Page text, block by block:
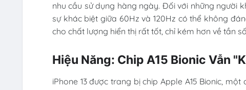
nhu cầu sử dụng hàng ngày. Đối với những người
sự khác biệt giữa 60Hz và 120Hz có thể không
cho chất lượng hiển thị rất tốt, chỉ kém hơn về tần
Hiệu Năng: Chip A15 Bionic Vẫn
iPhone 13 được trang bị chip Apple A15 Bionic,